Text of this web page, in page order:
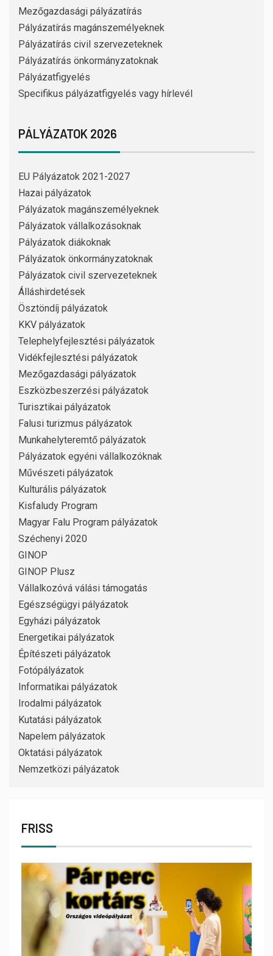
Mezőgazdasági pályázatírás
Pályázatírás magánszemélyeknek
Pályázatírás civil szervezeteknek
Pályázatírás önkormányzatoknak
Pályázatfigyelés
Specifikus pályázatfigyelés vagy hírlevél
PÁLYÁZATOK 2026
EU Pályázatok 2021-2027
Hazai pályázatok
Pályázatok magánszemélyeknek
Pályázatok vállalkozásoknak
Pályázatok diákoknak
Pályázatok önkormányzatoknak
Pályázatok civil szervezeteknek
Álláshirdetések
Ösztöndíj pályázatok
KKV pályázatok
Telephelyfejlesztési pályázatok
Vidékfejlesztési pályázatok
Mezőgazdasági pályázatok
Eszközbeszerzési pályázatok
Turisztikai pályázatok
Falusi turizmus pályázatok
Munkahelyteremtő pályázatok
Pályázatok egyéni vállalkozóknak
Művészeti pályázatok
Kulturális pályázatok
Kisfaludy Program
Magyar Falu Program pályázatok
Széchenyi 2020
GINOP
GINOP Plusz
Vállalkozóvá válási támogatás
Egészségügyi pályázatok
Egyházi pályázatok
Energetikai pályázatok
Építészeti pályázatok
Fotópályázatok
Informatikai pályázatok
Irodalmi pályázatok
Kutatási pályázatok
Napelem pályázatok
Oktatási pályázatok
Nemzetközi pályázatok
FRISS